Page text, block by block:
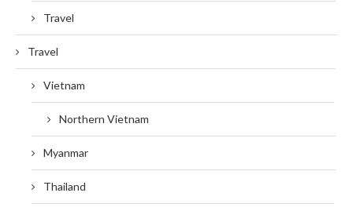
Travel
Travel
Vietnam
Northern Vietnam
Myanmar
Thailand